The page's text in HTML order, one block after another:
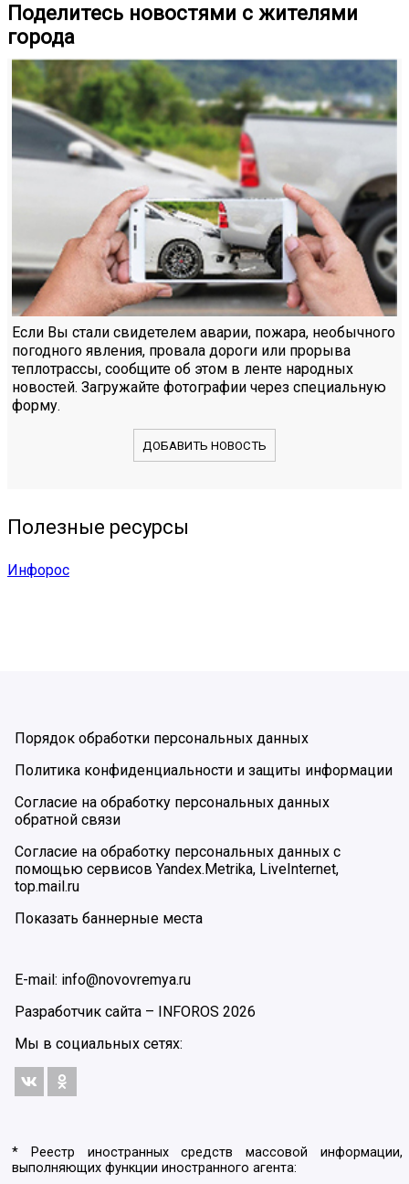
Поделитесь новостями с жителями
города
Если Вы стали свидетелем аварии, пожара, необычного
погодного явления, провала дороги или прорыва
теплотрассы, сообщите об этом в ленте народных
новостей. Загружайте фотографии через специальную
форму.
ДОБАВИТЬ НОВОСТЬ
Полезные ресурсы
Инфорос
Порядок обработки персональных данных
Политика конфиденциальности и защиты информации
Согласие на обработку персональных данных
обратной связи
Согласие на обработку персональных данных с
помощью сервисов Yandex.Metrika, LiveInternet,
top.mail.ru
Показать баннерные места
E-mail: info@novovremya.ru
Разработчик сайта – INFOROS 2026
Мы в социальных сетях:
* Реестр иностранных средств массовой информации,
выполняющих функции иностранного агента: